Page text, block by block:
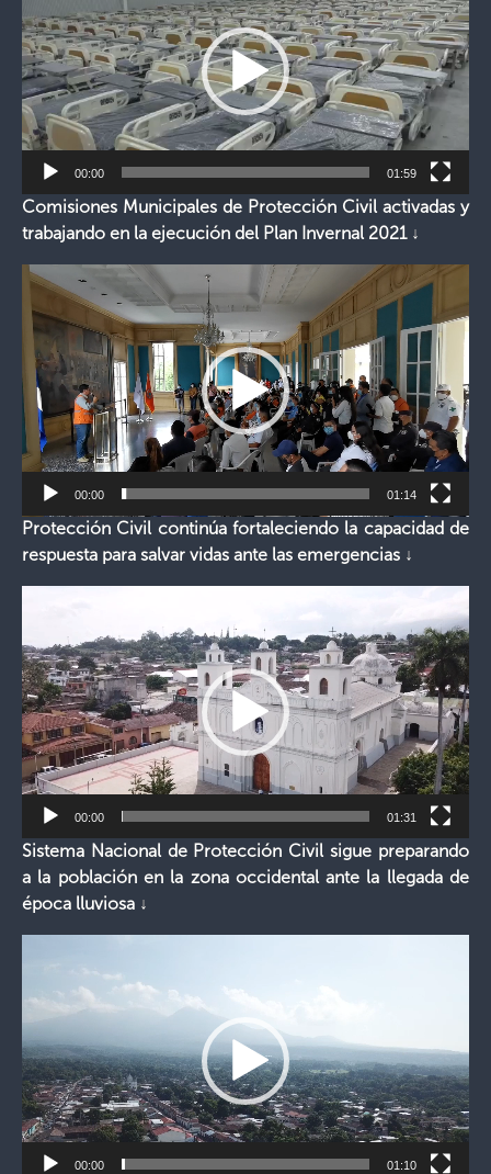
vídeo
00:00 01:59
Comisiones Municipales de Protección Civil activadas y
trabajando en la ejecución del Plan Invernal 2021 ↓
Reproductor
vídeo
00:00 01:14
Protección Civil continúa fortaleciendo la capacidad de
respuesta para salvar vidas ante las emergencias ↓
vídeo
00:00 01:31
Sistema Nacional de Protección Civil sigue preparando
a la población en la zona occidental ante la llegada de
época lluviosa ↓
vídeo
00:00 01:10